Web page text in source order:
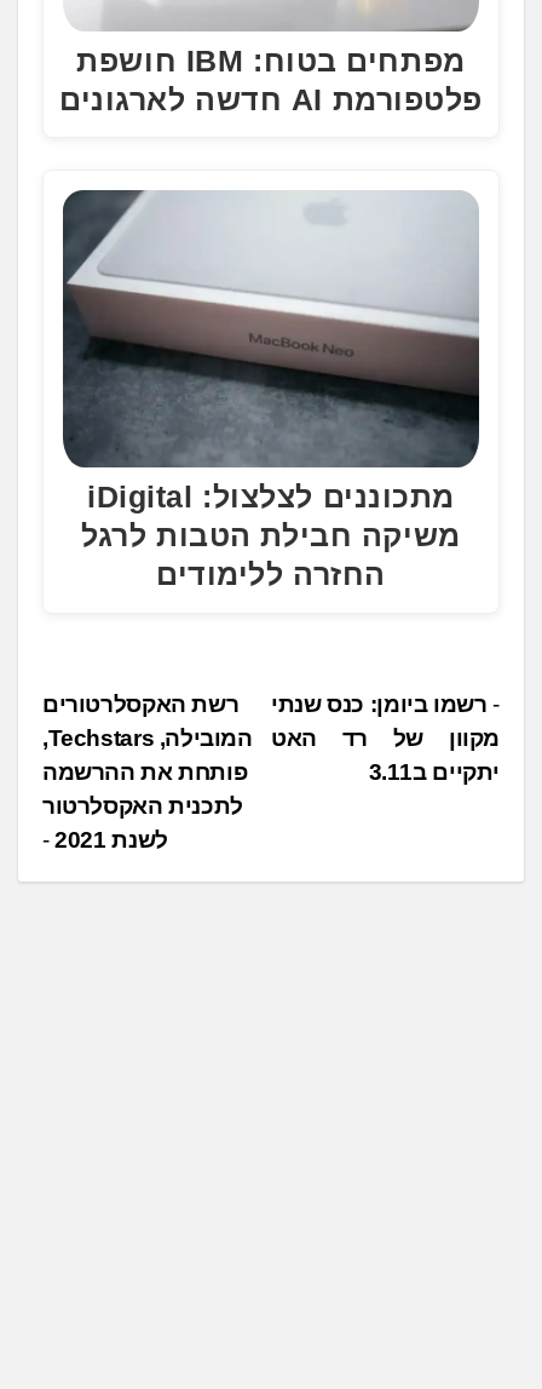
מפתחים בטוח: IBM חושפת
פלטפורמת AI חדשה לארגונים
מתכוננים לצלצול: iDigital
משיקה חבילת הטבות לרגל
החזרה ללימודים
נ
י
ו
ט
רשת האקסלרטורים
המובילה, ‏Techstars,
פותחת את ההרשמה
לתכנית האקסלרטור
לשנת 2021
רשמו ביומן: כנס שנתי
מקוון של רד האט
יתקיים ב3.11